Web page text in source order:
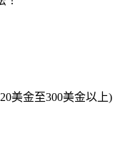
美金至300美金以上)